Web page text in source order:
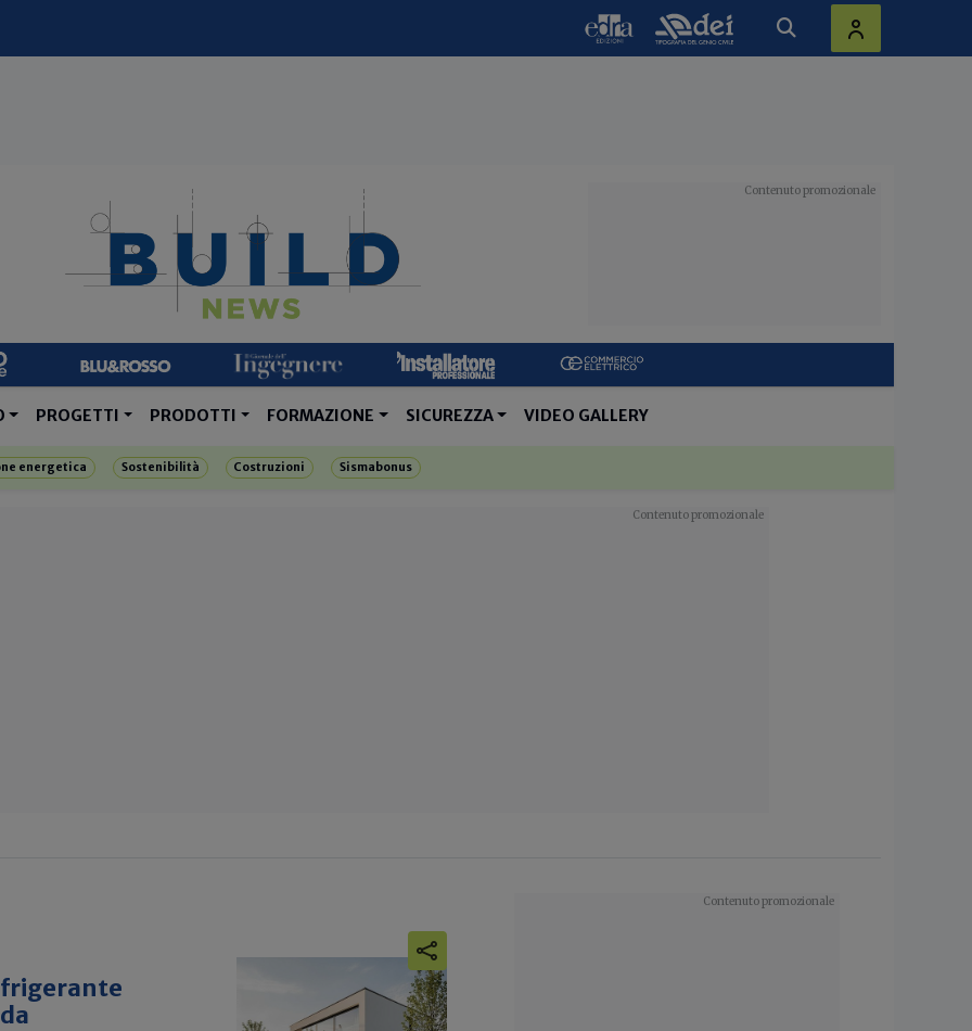
PROGETTI PRODOTTI FORMAZIONE SICUREZZA VIDEO GALLERY
energetica Sostenibilità Costruzioni Sismabonus